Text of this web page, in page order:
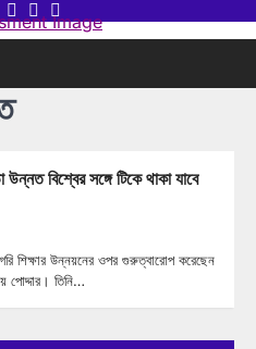
LinkedIn
Instagram
youtube
বিশ্বের সঙ্গে টিকে থাকা যাবে
শিক্ষার উন্নয়নের ওপর গুরুত্বারোপ করেছেন
পোদ্দার। তিনি…